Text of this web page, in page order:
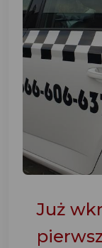
Już